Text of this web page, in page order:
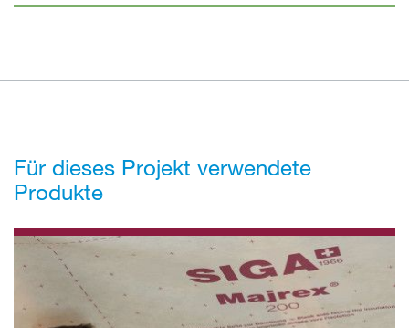
Für dieses Projekt verwendete
Produkte